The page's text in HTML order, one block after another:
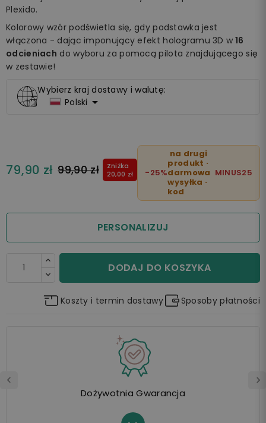
Plexido.
Kolorowy wzór podświetla się, gdy podstawka jest
włączona - dając imponujący efekt hologramu 3D w 16
odcieniach do wyboru za pomocą pilota znajdującego się
w zestawie!
Wybierz kraj dostawy i walutę:
Polski 
79,90 zł 99,90 zł
Zniżka
20,00 zł
-25%
na drugi
produkt ·
darmowa
wysyłka ·
kod
MINUS25
PERSONALIZUJ
DODAJ DO KOSZYKA
Koszty i termin dostawy Sposoby płatności
Dożywotnia Gwarancja